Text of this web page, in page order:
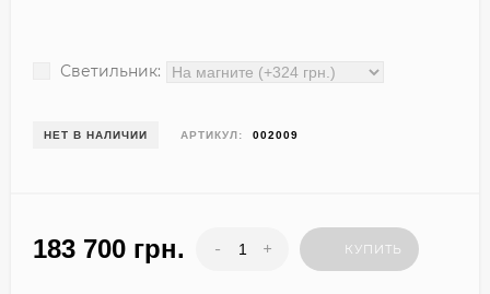
Светильник:
НЕТ В НАЛИЧИИ АРТИКУЛ: 002009
183 700 грн. - + КУПИТЬ